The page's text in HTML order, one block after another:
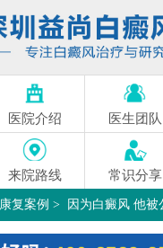
医院介绍 医生团队
来院路线 常识分享
康复案例 > 因为白癜风 他被